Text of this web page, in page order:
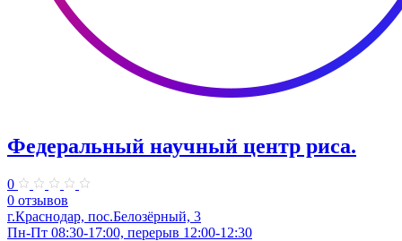
Федеральный научный центр риса.
0
0 отзывов
г.Краснодар, пос.Белозёрный, 3
Пн-Пт 08:30-17:00, перерыв 12:00-12:30